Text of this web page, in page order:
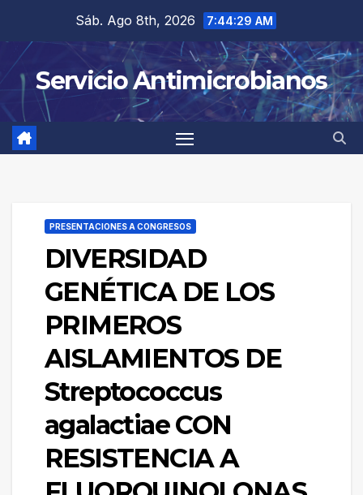
contenido
Sáb. Ago 8th, 2026 7:44:29 AM
Servicio Antimicrobianos
PRESENTACIONES A CONGRESOS
DIVERSIDAD
GENÉTICA DE LOS
PRIMEROS
AISLAMIENTOS DE
Streptococcus
agalactiae CON
RESISTENCIA A